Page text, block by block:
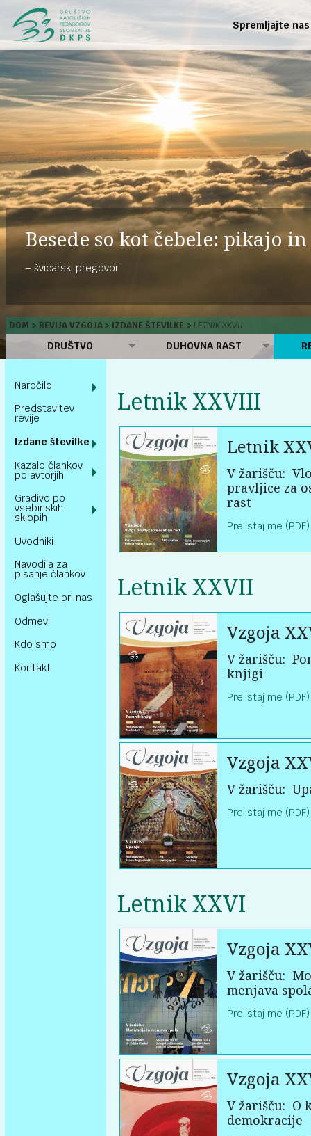
Spremljajte nas
Besede so kot čebele: pikajo
švicarski pregovor
DOM REVIJA VZGOJA IZDANE ŠTEVILKE LETNIK XXVII
DRUŠTVO DUHOVNA RAST
Naročilo
Predstavitev
revije
Izdane številke
Kazalo člankov
po avtorjih
Gradivo po
vsebinskih
sklopih
Uvodniki
Navodila za
pisanje člankov
Oglašujte pri nas
Odmevi
Kdo smo
Kontakt
Letnik XXVIII
Letnik
V žarišču:
pravljice za
rast
Prelistaj me (PDF)
Letnik XXVII
Vzgoja
V žarišču:
knjigi
Prelistaj me (PDF)
Vzgoja
V žarišču:
Prelistaj me (PDF)
Letnik XXVI
Vzgoja
V žarišču:
menjava
Prelistaj me (PDF)
Vzgoja
V žarišču: O
demokracije